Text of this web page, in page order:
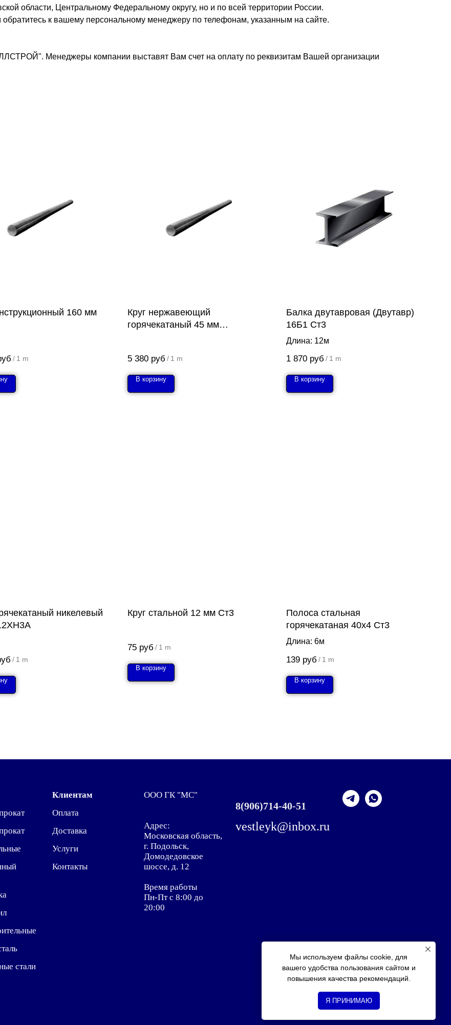
Мы используем файлы cookie, для
вашего удобства пользования сайтом и
повышения качества рекомендаций.
Я ПРИНИМАЮ
области, Центральному Федеральному округу, но и по всей территории России.
обратитесь к вашему персональному менеджеру по телефонам, указанным на сайте.
Менеджеры компании выставят Вам счет на оплату по реквизитам Вашей организации
160 мм
/ 1 m
Круг нержавеющий
горячекатаный 45 мм
5 380 руб / 1 m
В корзину
Балка двутавровая (Двутавр)
16Б1 Ст3
Длина: 12м
1 870 руб / 1 m
В корзину
никелевый
/ 1 m
Круг стальной 12 мм Ст3
75 руб / 1 m
В корзину
Полоса стальная
горячекатаная 40х4 Ст3
Длина: 6м
139 руб / 1 m
В корзину
стали
Клиентам
Оплата
Доставка
Услуги
Контакты
ООО ГК "МС"
Адрес:
Московская область,
г. Подольск,
Домодедовское
шоссе, д. 12
Время работы
Пн-Пт с 8:00 до
20:00
8(906)714-40-51
vestleyk@inbox.ru